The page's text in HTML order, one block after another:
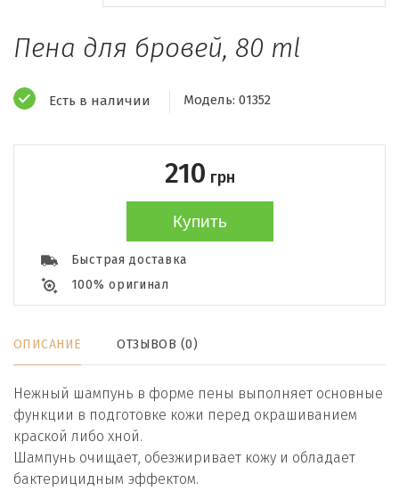
Пена для бровей, 80 ml
Есть в наличии Модель: 01352
210 грн
Купить
Быстрая доставка
100% оригинал
ОПИСАНИЕ ОТЗЫВОВ (0)
Нежный шампунь в форме пены выполняет основные
функции в подготовке кожи перед окрашиванием
краской либо хной.
Шампунь очищает, обезжиривает кожу и обладает
бактерицидным эффектом.